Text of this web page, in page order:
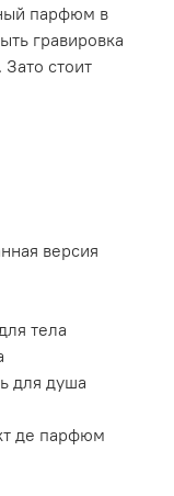
парфюм в
гравировка
Зато стоит
версия
тела
для душа
де парфюм